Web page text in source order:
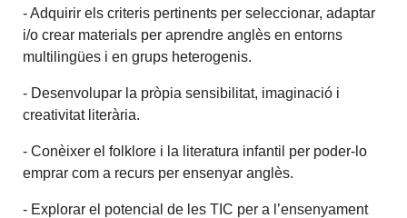
- Adquirir els criteris pertinents per seleccionar, adaptar
i/o crear materials per aprendre anglès en entorns
multilingües i en grups heterogenis.
- Desenvolupar la pròpia sensibilitat, imaginació i
creativitat literària.
- Conèixer el folklore i la literatura infantil per poder-lo
emprar com a recurs per ensenyar anglès.
- Explorar el potencial de les TIC per a l’ensenyament